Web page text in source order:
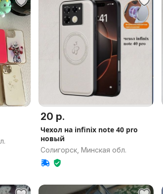
20 р.
Чехол на infinix note 40 pro
новый
Солигорск, Минская обл.